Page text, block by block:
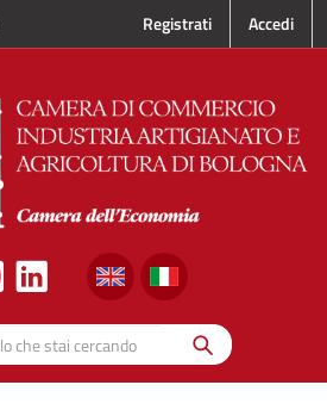
Registrati Accedi
Scrivi qui quello che stai cercando
Cerca